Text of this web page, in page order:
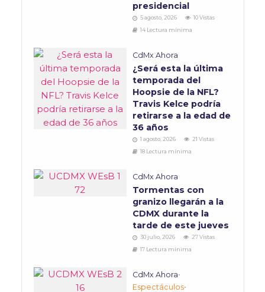
presidencial
5 agosto, 2026
10 Vistas
14 Lectura mínima
CdMx Ahora
¿Será esta la última
temporada del
Hoopsie de la NFL?
Travis Kelce podría
retirarse a la edad de
36 años
1 agosto, 2026
21 Vistas
18 Lectura mínima
CdMx Ahora
Tormentas con
granizo llegarán a la
CDMX durante la
tarde de este jueves
30 julio, 2026
27 Vistas
17 Lectura mínima
CdMx Ahora•
Espectáculos•